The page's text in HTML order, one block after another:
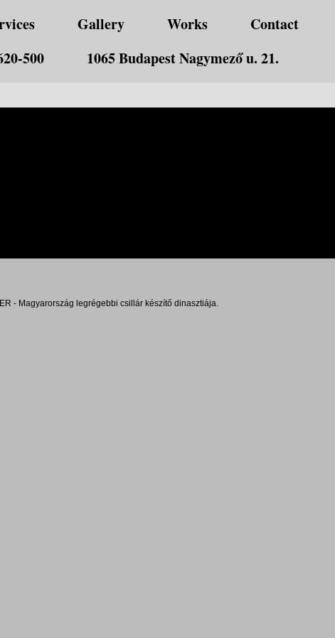
Gallery Works
Contact
500
1065 Budapest Nagymező u. 21.
- Magyarország legrégebbi csillár készítő dinasztiája.